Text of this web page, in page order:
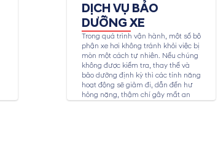
DỊCH VỤ BẢO
DƯỠNG XE
Trong quá trình vận hành, một số bộ
phận xe hơi không tránh khỏi việc bị
mòn một cách tự nhiên. Nếu chúng
không được kiểm tra, thay thế và
bảo dưỡng định kỳ thì các tính năng
hoạt động sẽ giảm đi, dẫn đến hư
hỏng nặng, thậm chí gây mất an